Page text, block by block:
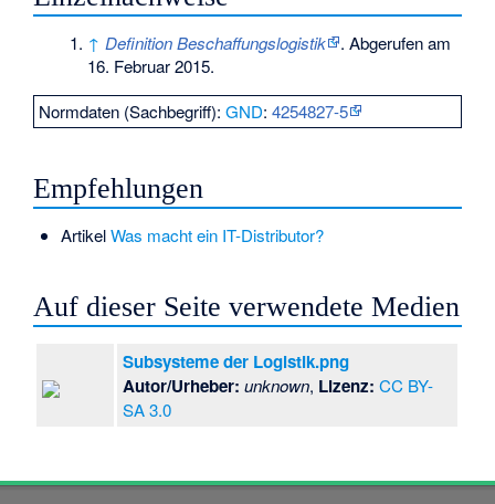
↑ Definition Beschaffungslogistik
. Abgerufen am
16. Februar 2015.
Normdaten (Sachbegriff):GND:4254827-5
Empfehlungen
ArtikelWas macht ein IT-Distributor?
Auf dieser Seite verwendete Medien
Subsysteme der Logistik.png
Autor/Urheber: unknown, Lizenz: CC BY-
SA 3.0